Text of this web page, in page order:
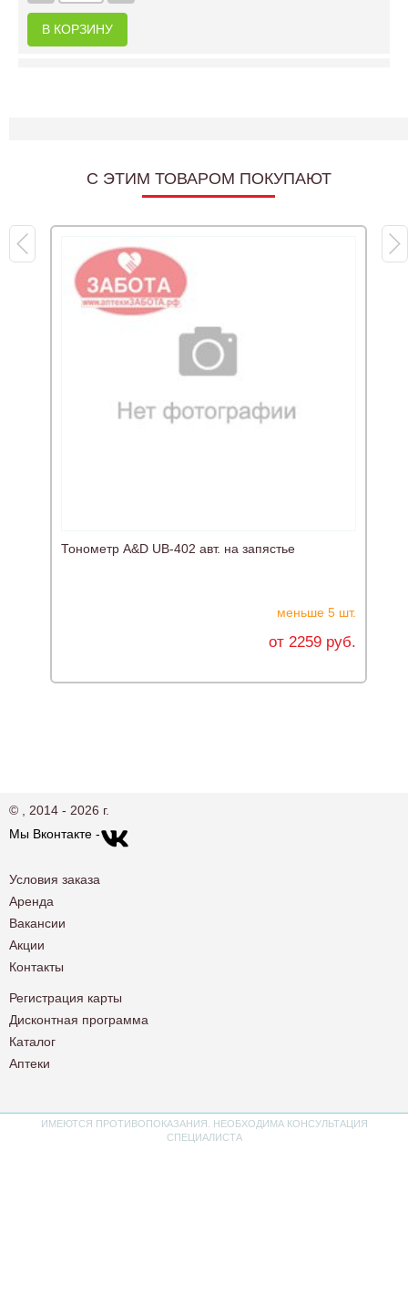
В КОРЗИНУ
C ЭТИМ ТОВАРОМ ПОКУПАЮТ
Тонометр A&D UB-402 авт. на запястье
меньше 5 шт.
от 2259 руб.
© , 2014 - 2026 г.
Мы Вконтакте -
Условия заказа
Аренда
Вакансии
Акции
Контакты
Регистрация карты
Дисконтная программа
Каталог
Аптеки
ИМЕЮТСЯ ПРОТИВОПОКАЗАНИЯ. НЕОБХОДИМА КОНСУЛЬТАЦИЯ
СПЕЦИАЛИСТА